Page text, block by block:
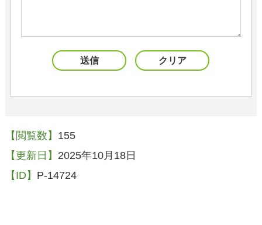
【閲覧数】 155
【更新日】 2025年10月18日
【ID】 P-14724